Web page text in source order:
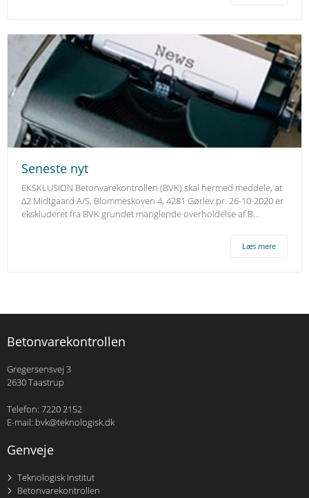
Seneste nyt
EKSKLUSION Betonvarekontrollen (BVK) skal hermed meddele, at
∆2 Midtgaard A/S, Blommeskoven 4, 4281 Gørlev pr. 26-10-2020 er
ekskluderet fra BVK grundet manglende overholdelse af B…
Læs mere
Betonvarekontrollen
Gregersensvej 3
2630 Taastrup
Telefon: 7220 2152
E-mail: bvk@teknologisk.dk
Genveje
Teknologisk Institut
Betonvarekontrollen